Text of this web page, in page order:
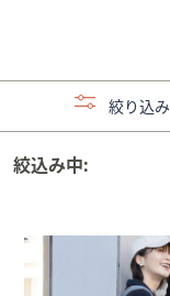
タ
ッ
イ
絞り込み
絞込み中: